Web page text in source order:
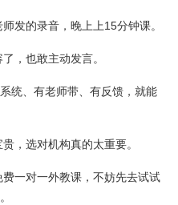
发的录音，晚上上15分钟课。
，也敢主动发言。
统、有老师带、有反馈，就能
，选对机构真的太重要。
一对一外教课，不妨先去试试